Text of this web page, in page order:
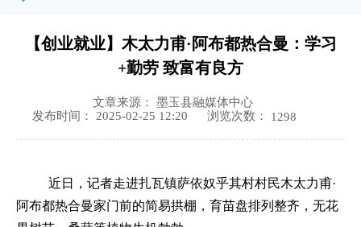
【创业就业】木太力甫·阿布都热合曼：学习
+勤劳 致富有良方
文章来源： 墨玉县融媒体中心
发布时间： 2025-02-25 12:20
浏览次数： 1298
近日，记者走进扎瓦镇萨依奴乎其村村民木太力甫·
阿布都热合曼家门前的简易拱棚，育苗盘排列整齐，无花